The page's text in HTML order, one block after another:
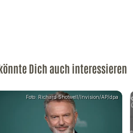
Dich auch interessieren
Foto: Richard Shotwell/Invision/AP/dpa